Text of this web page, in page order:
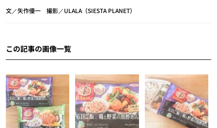
文／矢作優一 撮影／ULALA（SIESTA PLANET）
この記事の画像一覧